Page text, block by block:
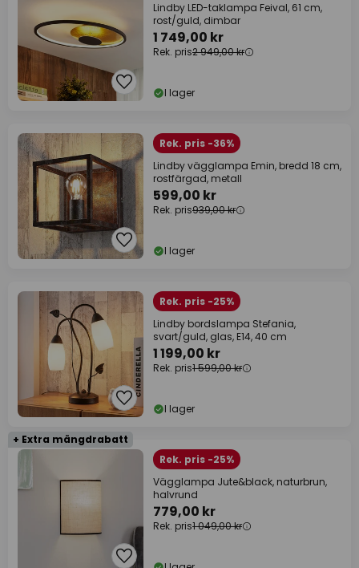
Lindby LED-taklampa Feival, 61 cm,
rost/guld, dimbar
1 749,00 kr
Rek. pris2 949,00 kr
I lager
Rek. pris -36%
Lindby vägglampa Emin, bredd 18 cm,
rostfärgad, metall
599,00 kr
Rek. pris939,00 kr
I lager
Rek. pris -25%
Lindby bordslampa Stefania,
svart/guld, glas, E14, 40 cm
1 199,00 kr
Rek. pris1 599,00 kr
I lager
+ Extra mängdrabatt
Rek. pris -25%
Vägglampa Jute&black, naturbrun,
halvrund
779,00 kr
Rek. pris1 049,00 kr